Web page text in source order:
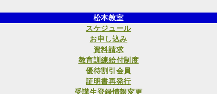
松本教室
スケジュール
お申し込み
資料請求
教育訓練給付制度
優待割引会員
証明書再発行
受講生登録情報変更